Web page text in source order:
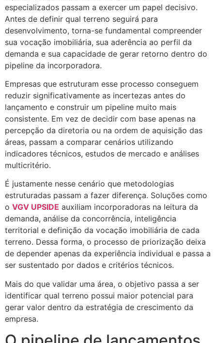
especializados passam a exercer um papel decisivo.
Antes de definir qual terreno seguirá para
desenvolvimento, torna-se fundamental compreender
sua vocação imobiliária, sua aderência ao perfil da
demanda e sua capacidade de gerar retorno dentro do
pipeline da incorporadora.
Empresas que estruturam esse processo conseguem
reduzir significativamente as incertezas antes do
lançamento e construir um pipeline muito mais
consistente. Em vez de decidir com base apenas na
percepção da diretoria ou na ordem de aquisição das
áreas, passam a comparar cenários utilizando
indicadores técnicos, estudos de mercado e análises
multicritério.
É justamente nesse cenário que metodologias
estruturadas passam a fazer diferença. Soluções como
o VGV UPSIDE auxiliam incorporadoras na leitura da
demanda, análise da concorrência, inteligência
territorial e definição da vocação imobiliária de cada
terreno. Dessa forma, o processo de priorização deixa
de depender apenas da experiência individual e passa a
ser sustentado por dados e critérios técnicos.
Mais do que validar uma área, o objetivo passa a ser
identificar qual terreno possui maior potencial para
gerar valor dentro da estratégia de crescimento da
empresa.